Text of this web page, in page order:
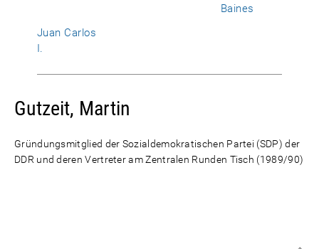
Baines
Juan Carlos
I.
Gutzeit, Martin
Gründungsmitglied der Sozialdemokratischen Partei (SDP) der
DDR und deren Vertreter am Zentralen Runden Tisch (1989/90)